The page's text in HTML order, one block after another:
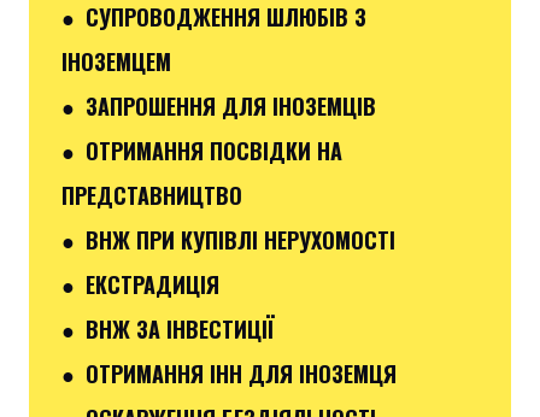
● СУПРОВОДЖЕННЯ ШЛЮБІВ З
ІНОЗЕМЦЕМ
● ЗАПРОШЕННЯ ДЛЯ ІНОЗЕМЦІВ
● ОТРИМАННЯ ПОСВІДКИ НА
ПРЕДСТАВНИЦТВО
● ВНЖ ПРИ КУПІВЛІ НЕРУХОМОСТІ
● ЕКСТРАДИЦІЯ
● ВНЖ ЗА ІНВЕСТИЦІЇ
● ОТРИМАННЯ ІНН ДЛЯ ІНОЗЕМЦЯ